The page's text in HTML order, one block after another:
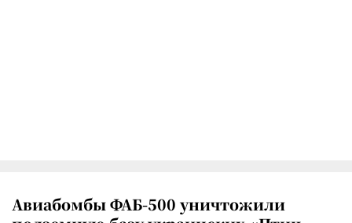
Авиабомбы ФАБ-500 уничтожили